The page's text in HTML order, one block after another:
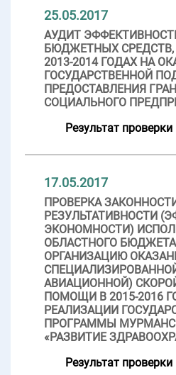
25.05.2017
АУДИТ
БЮДЖЕТНЫХ
2013-2014 ГОДАХ НА
ГОСУДАРСТВЕННОЙ
ПРЕДОСТАВЛЕНИЯ
СОЦИАЛЬНОГО
Результат проверки
17.05.2017
ПРОВЕРКА
РЕЗУЛЬТАТИВНОСТИ
ЭКОНОМНОСТИ)
ОБЛАСТНОГО
ОРГАНИЗАЦИЮ
АВИАЦИОННОЙ)
ПОМОЩИ В 2015-2016
РЕАЛИЗАЦИИ
ПРОГРАММЫ
«РАЗВИТИЕ
Результат проверки